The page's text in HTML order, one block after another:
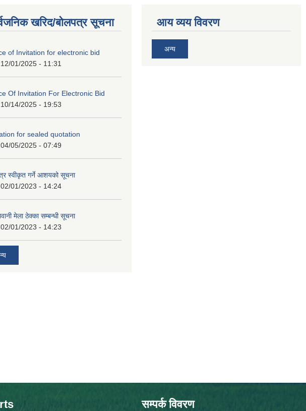
खरिद/बोलपत्र सूचना
of Invitation for electronic bid
12/01/2025 - 11:31
Of Invitation For Electronic Bid
10/14/2025 - 19:53
for sealed quotation
04/05/2025 - 07:49
स्वीकृत गर्ने आशयको सूचना
02/01/2023 - 14:24
मेला ठेक्का सम्बन्धी सूचना
02/01/2023 - 14:23
आय व्यय विवरण
अन्य
सम्पर्क विवरण